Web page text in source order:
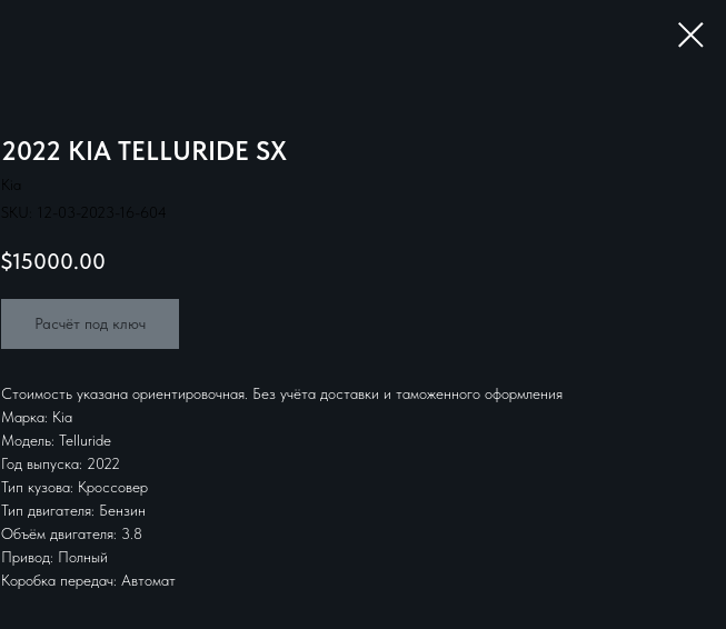
2022 KIA TELLURIDE SX
Kia
SKU:
12-03-2023-16-604
$15000.00
Расчёт под ключ
Стоимость указана ориентировочная. Без учёта доставки и таможенного оформления
Марка: Kia
Модель: Telluride
Год выпуска: 2022
Тип кузова: Кроссовер
Тип двигателя: Бензин
Объём двигателя: 3.8
Привод: Полный
Коробка передач: Автомат